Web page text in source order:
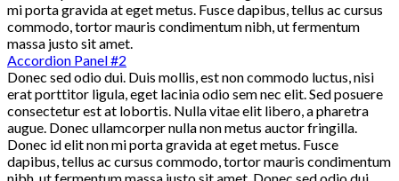
mi porta gravida at eget metus. Fusce dapibus, tellus ac cursus
commodo, tortor mauris condimentum nibh, ut fermentum
massa justo sit amet.
Accordion Panel #2
Donec sed odio dui. Duis mollis, est non commodo luctus, nisi
erat porttitor ligula, eget lacinia odio sem nec elit. Sed posuere
consectetur est at lobortis. Nulla vitae elit libero, a pharetra
augue. Donec ullamcorper nulla non metus auctor fringilla.
Donec id elit non mi porta gravida at eget metus. Fusce
dapibus, tellus ac cursus commodo, tortor mauris condimentum